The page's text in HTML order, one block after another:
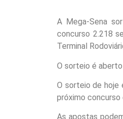
A Mega-Sena
concurso 2.218
Terminal
O sorteio é aberto
O sorteio de hoje
próximo concurso
As apostas